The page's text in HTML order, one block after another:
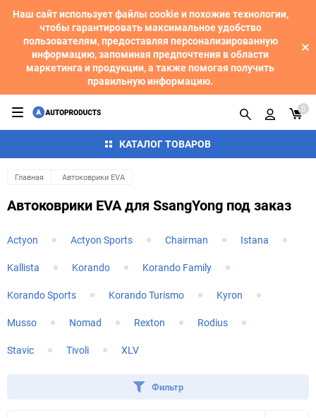
Наш сайт использует файлы cookie и похожие технологии,
чтобы гарантировать максимальное удобство
пользователям, предоставляя персонализированную
информацию, запоминая предпочтения в области
маркетинга и продукции, а также помогая получить
правильную информацию.
КАТАЛОГ ТОВАРОВ
0
Главная Автоковрики EVA
Автоковрики EVA для SsangYong под заказ
Actyon Actyon Sports Chairman Istana
Kallista Korando Korando Family
Korando Sports Korando Turismo Kyron
Musso Nomad Rexton Rodius
Stavic Tivoli XLV
Фильтр